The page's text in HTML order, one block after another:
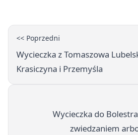
<< Poprzedni
Wycieczka z Tomaszowa
Krasiczyna i Przemyśla
Wycieczka do
zwiedzaniem